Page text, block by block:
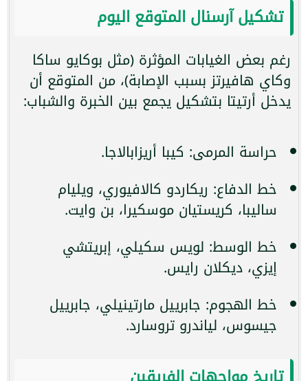
تشكيل آرسنال المتوقع اليوم
رغم بعض الغيابات المؤثرة (مثل بوكايو ساكا
وكاي هافيرتز بسبب الإصابة)، من المتوقع أن
يدخل أرتيتا بتشكيل يجمع بين الخبرة والشباب:
حراسة المرمى: كيبا أريزابالاجا.
خط الدفاع: ريكاردو كالافيوري، ويليام
ساليبا، كريستيان موسكيرا، بن وايت.
خط الوسط: لويس سكيلي، إبريتشي
إيزي، ديكلان رايس.
خط الهجوم: جابرييل مارتينيلي، جابرييل
جيسوس، لياندرو تروسارد.